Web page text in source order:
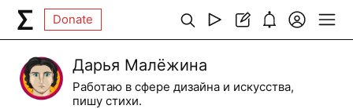
Donate
Дарья Малёжина
Работаю в сфере дизайна и искусства,
пишу стихи.